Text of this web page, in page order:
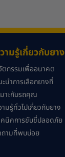
ามรู้เกี่ยวกับยาง
ตกรรมเพื่ออนาคต
ะนำการเลือกยางที่
มาะกับรถคุณ
ามรู้ทั่วไปเกี่ยวกับยาง
คนิคการขับขี่ปลอดภัย
ถามที่พบบ่อย